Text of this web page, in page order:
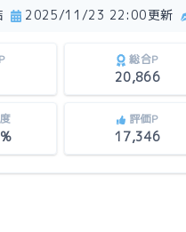
2025/11/23 22:00更新
総合P
20,866
評価P
17,346